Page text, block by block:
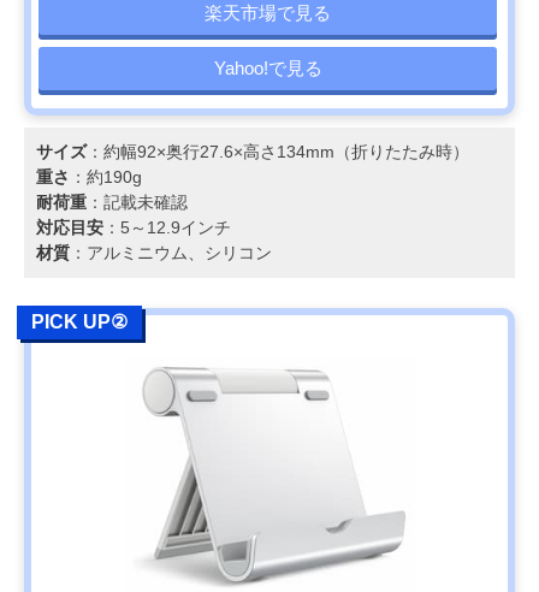
楽天市場で見る
Yahoo!で見る
サイズ：約幅92×奥行27.6×高さ134mm（折りたたみ時）
重さ ：約190g
耐荷重 ：記載未確認
対応目安 ：5～12.9インチ
材質 ：アルミニウム、シリコン
PICK UP②